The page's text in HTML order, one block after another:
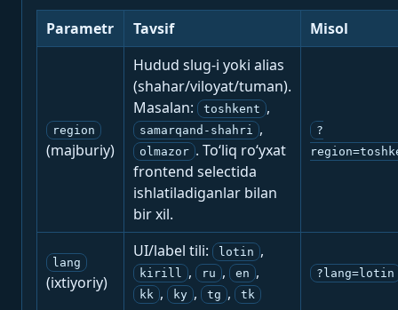
Parametr Tavsif Misol
region
(majburiy)
Hudud slug-i yoki alias
(shahar/viloyat/tuman).
Masalan:
toshkent ,
samarqand-shahri ,
olmazor . To‘liq ro‘yxat
frontend selectida
ishlatiladiganlar bilan
bir xil.
?
lang
(ixtiyoriy)
UI/label tili: lotin ,
kirill , ru , en ,
kk , ky , tg , tk
?lang=lotin